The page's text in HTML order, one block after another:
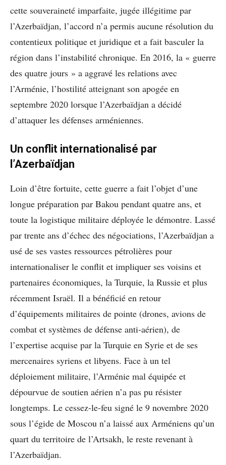
cette souveraineté imparfaite, jugée illégitime par
l’Azerbaïdjan, l’accord n’a permis aucune résolution du
contentieux politique et juridique et a fait basculer la
région dans l’instabilité chronique. En 2016, la « guerre
des quatre jours » a aggravé les relations avec
l’Arménie, l’hostilité atteignant son apogée en
septembre 2020 lorsque l’Azerbaïdjan a décidé
d’attaquer les défenses arméniennes.
Un conflit internationalisé par
l’Azerbaïdjan
Loin d’être fortuite, cette guerre a fait l’objet d’une
longue préparation par Bakou pendant quatre ans, et
toute la logistique militaire déployée le démontre. Lassé
par trente ans d’échec des négociations, l’Azerbaïdjan a
usé de ses vastes ressources pétrolières pour
internationaliser le conflit et impliquer ses voisins et
partenaires économiques, la Turquie, la Russie et plus
récemment Israël. Il a bénéficié en retour
d’équipements militaires de pointe (drones, avions de
combat et systèmes de défense anti-aérien), de
l’expertise acquise par la Turquie en Syrie et de ses
mercenaires syriens et libyens. Face à un tel
déploiement militaire, l’Arménie mal équipée et
dépourvue de soutien aérien n’a pas pu résister
longtemps. Le cessez-le-feu signé le 9 novembre 2020
sous l’égide de Moscou n’a laissé aux Arméniens qu’un
quart du territoire de l’Artsakh, le reste revenant à
l’Azerbaïdjan.